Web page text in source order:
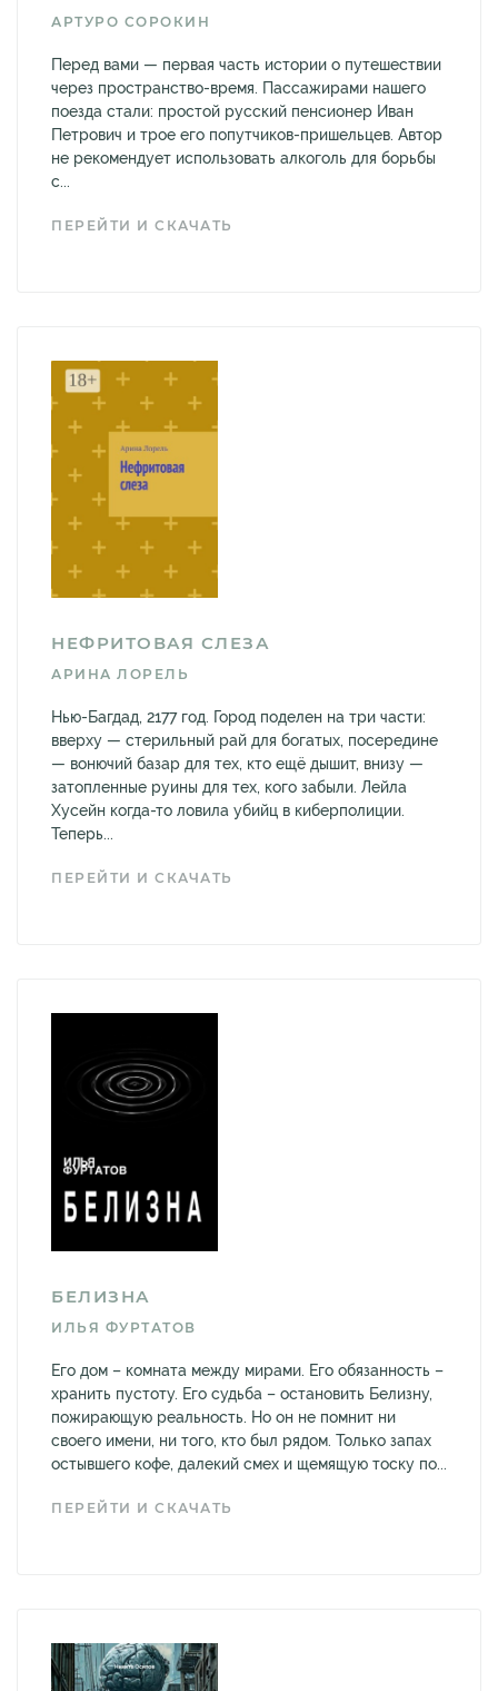
АРТУРО СОРОКИН
Перед вами — первая часть истории о путешествии
через пространство-время. Пассажирами нашего
поезда стали: простой русский пенсионер Иван
Петрович и трое его попутчиков-пришельцев. Автор
не рекомендует использовать алкоголь для борьбы
с...
ПЕРЕЙТИ И СКАЧАТЬ
НЕФРИТОВАЯ СЛЕЗА
АРИНА ЛОРЕЛЬ
Нью-Багдад, 2177 год. Город поделен на три части:
вверху — стерильный рай для богатых, посередине
— вонючий базар для тех, кто ещё дышит, внизу —
затопленные руины для тех, кого забыли. Лейла
Хусейн когда-то ловила убийц в киберполиции.
Теперь...
ПЕРЕЙТИ И СКАЧАТЬ
БЕЛИЗНА
ИЛЬЯ ФУРТАТОВ
Его дом – комната между мирами. Его обязанность –
хранить пустоту. Его судьба – остановить Белизну,
пожирающую реальность. Но он не помнит ни
своего имени, ни того, кто был рядом. Только запах
остывшего кофе, далекий смех и щемящую тоску по...
ПЕРЕЙТИ И СКАЧАТЬ